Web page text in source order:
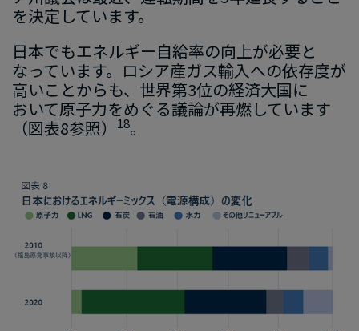
を決定しています。
日本でも​エネルギー自給率の​向上が​必要と​
なっています。​ロシア産ガス輸入への​依存度が​
高い​こ とからも、​世界第3位の​経済大国に​
おいて​原子力を​めぐる​議論が​再燃しています
（図表8参照） ​18。
画
像